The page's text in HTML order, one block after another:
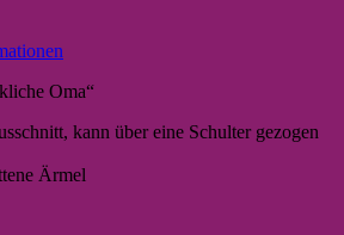
Oma“
kann über eine Schulter gezogen
Ärmel